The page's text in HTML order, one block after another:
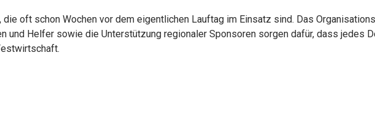
oft schon Wochen vor dem eigentlichen Lauftag im Einsatz sind. Das
und Helfer sowie die Unterstützung regionaler Sponsoren sorgen dafür, dass jedes